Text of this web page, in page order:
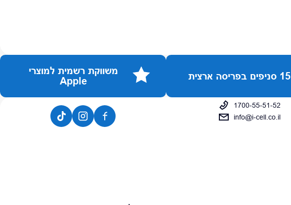
15 סניפים בפריסה ארצית
משווקת רשמית למוצרי
Apple
1700-55-51-52
info@i-cell.co.il